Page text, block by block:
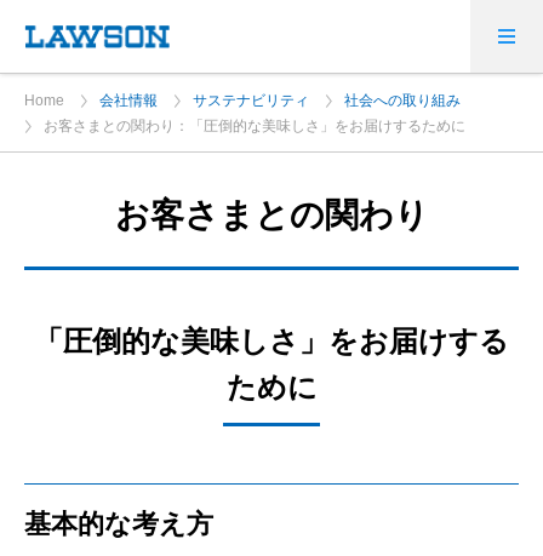
Home 会社情報 サステナビリティ
社会への取り組み
お客さまとの関わり：「圧倒的な美味しさ」をお届けするために
お客さまとの関わり
「圧倒的な美味しさ」をお届けする
ために
基本的な考え方